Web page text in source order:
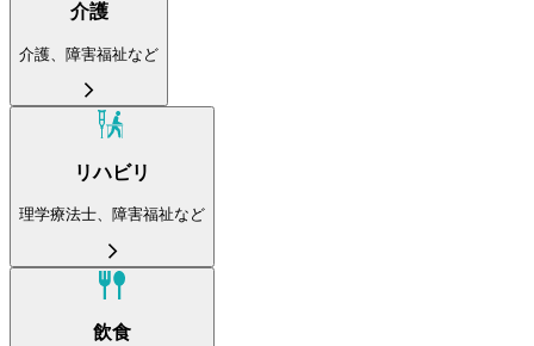
介護
介護、障害福祉など
リハビリ
理学療法士、障害福祉など
飲食